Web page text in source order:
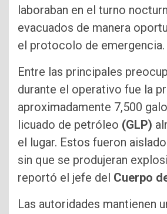
laboraban en el turno
evacuados de manera
el protocolo de emergencia.
Entre las principales
durante el operativo fue la
aproximadamente 7,500
licuado de petróleo (GLP)
el lugar. Estos fueron
sin que se produjeran
reportó el jefe del Cuerpo
Las autoridades mantienen